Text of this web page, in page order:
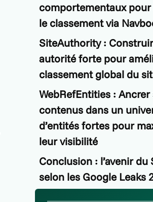
comportementaux
le classement via
SiteAuthority :
autorité forte pour
classement global du
WebRefEntities : Ancrer
contenus dans un
d’entités fortes pour
leur visibilité
Conclusion : l’avenir du
selon les Google Leaks